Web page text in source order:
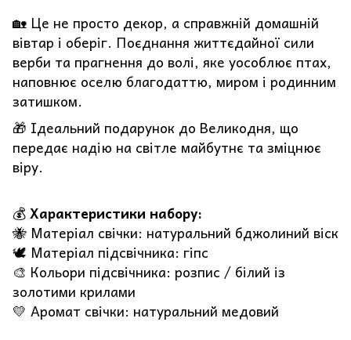
🏡 Це не просто декор, а справжній домашній
вівтар і оберіг. Поєднання життєдайної сили
верби та прагнення до волі, яке уособлює птах,
наповнює оселю благодаттю, миром і родинним
затишком.
🎁 Ідеальний подарунок до Великодня, що
передає надію на світле майбутнє та зміцнює
віру.
💰Характеристики набору:
🐝 Матеріал свічки: натуральний бджолиний віск
🕊️ Матеріал підсвічника: гіпс
🎨 Кольори підсвічника: розпис / білий із
золотими крилами
💛 Аромат свічки: натуральний медовий